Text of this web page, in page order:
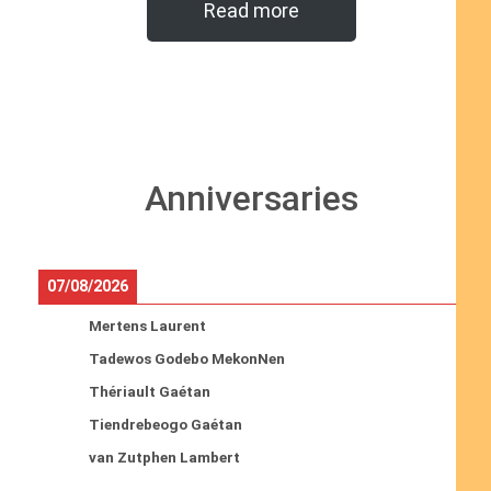
Read more
Anniversaries
07/08/2026
Mertens Laurent
Tadewos Godebo MekonNen
Thériault Gaétan
Tiendrebeogo Gaétan
van Zutphen Lambert